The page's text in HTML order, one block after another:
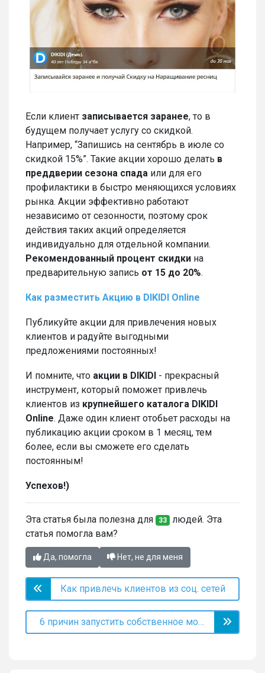
Если клиент записывается заранее, то в
будущем получает услугу со скидкой.
Например, “Запишись на сентябрь в июле со
скидкой 15%”. Такие акции хорошо делать в
преддверии сезона спада или для его
профилактики в быстро меняющихся условиях
рынка. Акции эффективно работают
независимо от сезонности, поэтому срок
действия таких акций определяется
индивидуально для отдельной компании.
Рекомендованный процент скидки на
предварительную запись от 15 до 20%.
Как разместить Акцию в DIKIDI Online
Публикуйте акции для привлечения новых
клиентов и радуйте выгодными
предложениями постоянных!
И помните, что акции в DIKIDI - прекрасный
инструмент, который поможет привлечь
клиентов из крупнейшего каталога DIKIDI
Online. Даже один клиент отобьет расходы на
публикацию акции сроком в 1 месяц, тем
более, если вы сможете его сделать
постоянным!
Успехов!)
Эта статья была полезна для 33 людей. Эта
статья помогла вам?
Да, помогла Нет, не для меня
Как привлечь клиентов из соц. сетей
6 причин запустить собственное мобильное приложение компании или бренда